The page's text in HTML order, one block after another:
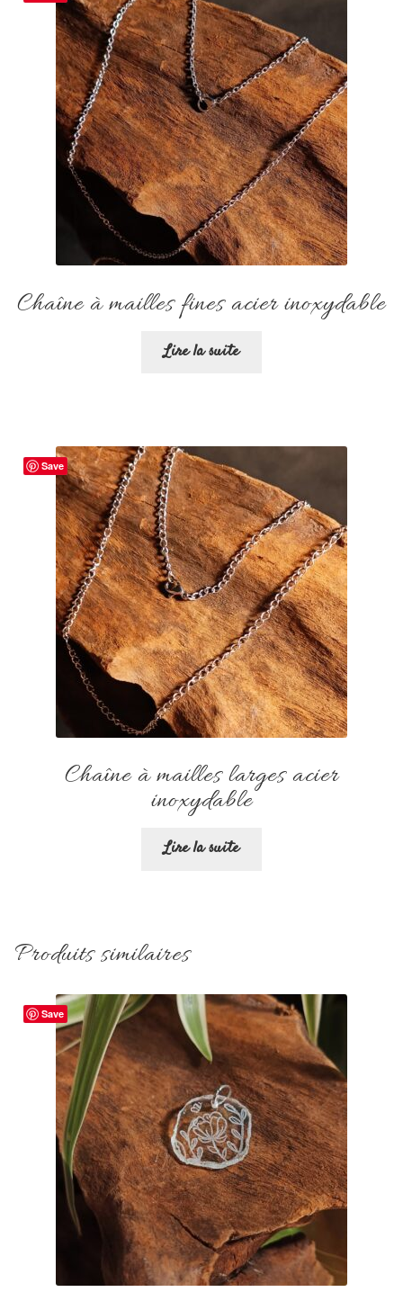
Chaîne à mailles fines acier inoxydable
Lire la suite
Save
Chaîne à mailles larges acier
inoxydable
Lire la suite
Produits similaires
Save